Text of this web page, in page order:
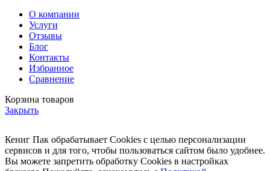
О компании
Услуги
Отзывы
Блог
Контакты
Избранное
Сравнение
Корзина товаров
Закрыть
Кениг Пак обрабатывает Cookies с целью персонализации
сервисов и для того, чтобы пользоваться сайтом было удобнее.
Вы можете запретить обработку Cookies в настройках